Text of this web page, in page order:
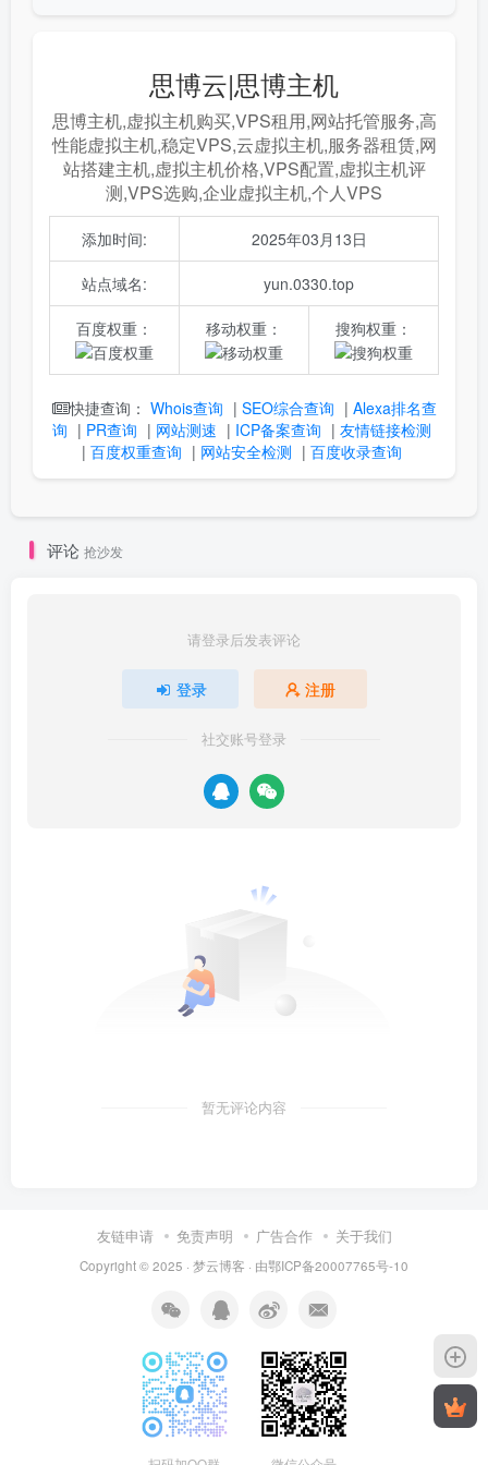
思博云|思博主机
思博主机,虚拟主机购买,VPS租用,网站托管服务,高
性能虚拟主机,稳定VPS,云虚拟主机,服务器租赁,网
站搭建主机,虚拟主机价格,VPS配置,虚拟主机评
测,VPS选购,企业虚拟主机,个人VPS
添加时间: 2025年03月13日
站点域名: yun.0330.top
百度权重： 移动权重： 搜狗权重：
快捷查询： Whois查询 | SEO综合查询 | Alexa排名查
询 | PR查询 | 网站测速 | ICP备案查询 | 友情链接检测
| 百度权重查询 | 网站安全检测 | 百度收录查询
评论 抢沙发
请登录后发表评论
登录 注册
社交账号登录
暂无评论内容
友链申请 免责声明 广告合作 关于我们
Copyright © 2025 · 梦云博客 · 由鄂ICP备20007765号-10